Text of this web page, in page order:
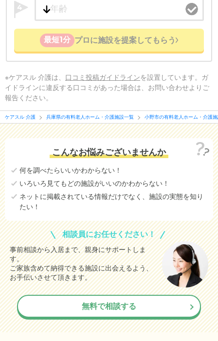
4
最短1分 プロに施設を提案してもらう
※ケアスル 介護は、 口コミ投稿ガイドラインを設置しています。ガ
イドラインに違反する口コミがあった場合は、お問い合わせよりご
報告ください。
ケアスル 介護 兵庫県の有料老人ホーム・介護施設一覧 小野市の有料老人ホーム・介護
こんなお悩みございませんか
何を調べたらいいかわからない！
いろいろ見てもどの施設がいいのかわからない！
ネットに掲載されている情報だけでなく、施設の実態を知り
たい！
相談員にお任せください！
事前相談から入居まで、親身にサポートしま
す。
ご家族含めて納得できる施設に出会えるよう、
お手伝いさせて頂きます。
無料で相談する